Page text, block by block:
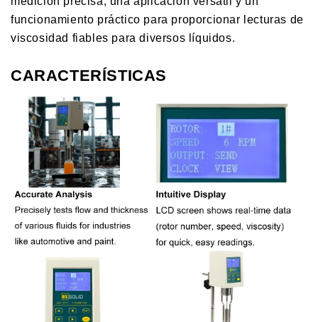
funcionamiento práctico para proporcionar lecturas de
viscosidad fiables para diversos líquidos.
CARACTERÍSTICAS